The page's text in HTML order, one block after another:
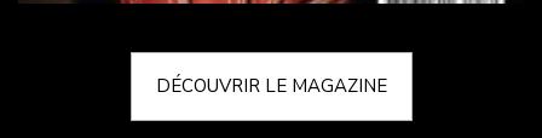
DÉCOUVRIR LE MAGAZINE